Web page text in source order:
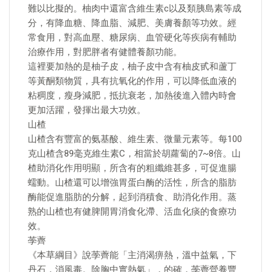
難以比擬的。柚肉中還富含維生素c以及類胰島素等成
分，有降血糖、降血脂、減肥、美膚養顏等功效。經
常食用，對高血壓、糖尿病、血管硬化等疾病有輔助
治療作用，對肥胖者有健體養顏功能。
這裡要加熱的是柚子皮，柚子皮中含有柚皮甙和蘆丁
等黃酮類物質，具有抗氧化的作用，可以降低血液的
粘稠度，瘦身減肥，抵抗衰老，加熱後進入體內時會
更加活躍，發揮出最大功效。
山楂
山楂含有豐富的氨基酸、維生素、微量元素等。每100
克山楂含89毫克維生素C，相當於胡蘿蔔的7~8倍。山
楂助消化作用明顯，所含有的粗纖維甚多，可促進腸
蠕動。山楂還可以增強胃蛋白酶的活性，所含的脂肪
酶能促進脂肪的分解，起到消積食、助消化作用。蒸
熟的山楂也有健脾開胃消食化滯、活血化痰的食療功
效。
荸薺
《本草綱目》說荸薺能「主消渴痹熱，溫中益氣，下
丹石，消風毒。除胸中實熱氣」，的確，荸薺營養豐